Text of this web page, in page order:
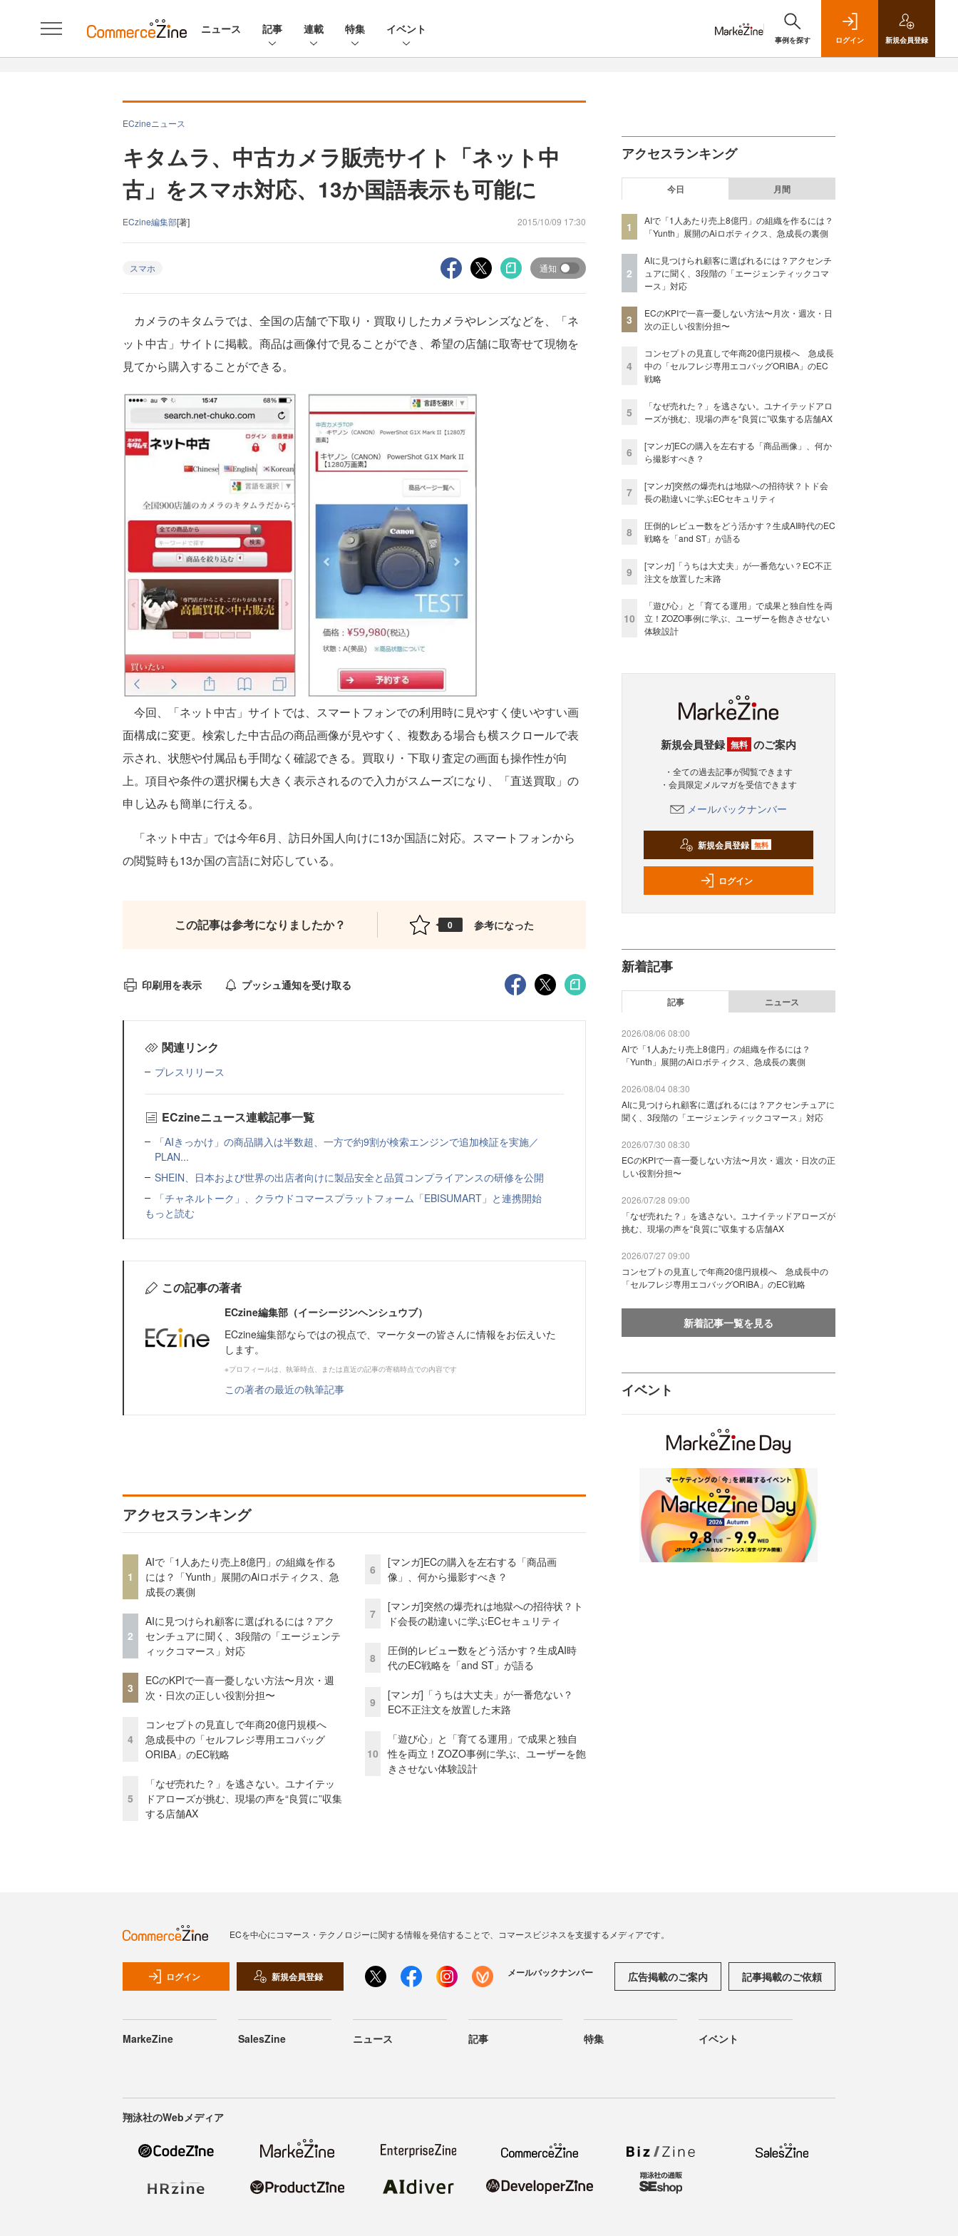
ニュース 記事 連載 特集 イベント
事例を探す ログイン 新規会員登録
ECzineニュース
キタムラ、中古カメラ販売サイト「ネット中
古」をスマホ対応、13か国語表示も可能に
ECzine編集部[著] 2015/10/09 17:30
スマホ 通知
カメラのキタムラでは、全国の店舗で下取り・買取りしたカメラやレンズなどを、「ネ
ット中古」サイトに掲載。商品は画像付で見ることができ、希望の店舗に取寄せて現物を
見てから購入することができる。
今回、「ネット中古」サイトでは、スマートフォンでの利用時に見やすく使いやすい画
面構成に変更。検索した中古品の商品画像が見やすく、複数ある場合も横スクロールで表
示され、状態や付属品も手間なく確認できる。買取り・下取り査定の画面も操作性が向
上。項目や条件の選択欄も大きく表示されるので入力がスムーズになり、「直送買取」の
申し込みも簡単に行える。
「ネット中古」では今年6月、訪日外国人向けに13か国語に対応。スマートフォンから
の閲覧時も13か国の言語に対応している。
この記事は参考になりましたか？ 0 参考になった
印刷用を表示 プッシュ通知を受け取る
関連リンク
プレスリリース
ECzineニュース連載記事一覧
「AIきっかけ」の商品購入は半数超、一方で約9割が検索エンジンで追加検証を実施／
PLAN...
SHEIN、日本および世界の出店者向けに製品安全と品質コンプライアンスの研修を公開
「チャネルトーク」、クラウドコマースプラットフォーム「EBISUMART」と連携開始
もっと読む
この記事の著者
ECzine編集部（イーシージンヘンシュウブ）
ECzine編集部ならではの視点で、マーケターの皆さんに情報をお伝えいた
します。
※プロフィールは、執筆時点、または直近の記事の寄稿時点での内容です
この著者の最近の執筆記事
アクセスランキング
1
AIで「1人あたり売上8億円」の組織を作る
には？「Yunth」展開のAiロボティクス、急
成長の裏側
2
AIに見つけられ顧客に選ばれるには？アク
センチュアに聞く、3段階の「エージェンテ
ィックコマース」対応
3
ECのKPIで一喜一憂しない方法〜月次・週
次・日次の正しい役割分担〜
4
コンセプトの見直しで年商20億円規模へ
急成長中の「セルフレジ専用エコバッグ
ORIBA」のEC戦略
5
「なぜ売れた？」を逃さない。ユナイテッ
ドアローズが挑む、現場の声を“良質に”収集
する店舗AX
6
[マンガ]ECの購入を左右する「商品画
像」、何から撮影すべき？
7
[マンガ]突然の爆売れは地獄への招待状？ト
ド会長の勘違いに学ぶECセキュリティ
8
圧倒的レビュー数をどう活かす？生成AI時
代のEC戦略を「and ST」が語る
9
[マンガ]「うちは大丈夫」が一番危ない？
EC不正注文を放置した末路
10
「遊び心」と「育てる運用」で成果と独自
性を両立！ZOZO事例に学ぶ、ユーザーを飽
きさせない体験設計
アクセスランキング
今日 月間
1
AIで「1人あたり売上8億円」の組織を作るには？
「Yunth」展開のAiロボティクス、急成長の裏側
2
AIに見つけられ顧客に選ばれるには？アクセンチ
ュアに聞く、3段階の「エージェンティックコマ
ース」対応
3
ECのKPIで一喜一憂しない方法〜月次・週次・日
次の正しい役割分担〜
4
コンセプトの見直しで年商20億円規模へ 急成長
中の「セルフレジ専用エコバッグORIBA」のEC
戦略
5
「なぜ売れた？」を逃さない。ユナイテッドアロ
ーズが挑む、現場の声を“良質に”収集する店舗AX
6
[マンガ]ECの購入を左右する「商品画像」、何か
ら撮影すべき？
7
[マンガ]突然の爆売れは地獄への招待状？トド会
長の勘違いに学ぶECセキュリティ
8
圧倒的レビュー数をどう活かす？生成AI時代のEC
戦略を「and ST」が語る
9
[マンガ]「うちは大丈夫」が一番危ない？EC不正
注文を放置した末路
10
「遊び心」と「育てる運用」で成果と独自性を両
立！ZOZO事例に学ぶ、ユーザーを飽きさせない
体験設計
新規会員登録 無料 のご案内
・全ての過去記事が閲覧できます
・会員限定メルマガを受信できます
メールバックナンバー
新規会員登録 無料
ログイン
新着記事
記事 ニュース
2026/08/06 08:00
AIで「1人あたり売上8億円」の組織を作るには？
「Yunth」展開のAiロボティクス、急成長の裏側
2026/08/04 08:30
AIに見つけられ顧客に選ばれるには？アクセンチュアに
聞く、3段階の「エージェンティックコマース」対応
2026/07/30 08:30
ECのKPIで一喜一憂しない方法〜月次・週次・日次の正
しい役割分担〜
2026/07/28 09:00
「なぜ売れた？」を逃さない。ユナイテッドアローズが
挑む、現場の声を“良質に”収集する店舗AX
2026/07/27 09:00
コンセプトの見直しで年商20億円規模へ 急成長中の
「セルフレジ専用エコバッグORIBA」のEC戦略
新着記事一覧を見る
イベント
ECを中心にコマース・テクノロジーに関する情報を発信することで、コマースビジネスを支援するメディアです。
ログイン 新規会員登録 メールバックナンバー 広告掲載のご案内 記事掲載のご依頼
MarkeZine SalesZine ニュース 記事 特集 イベント
翔泳社のWebメディア